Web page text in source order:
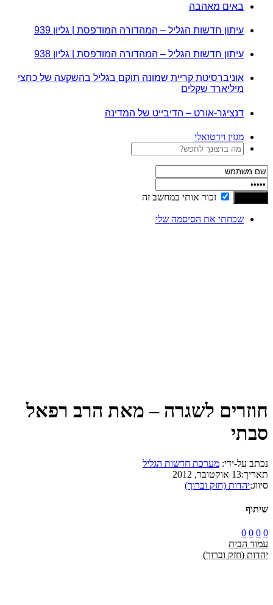
באים מאהבה
עיתון חדשות הגליל – המהדורה המודפסת | גליון 939
עיתון חדשות הגליל – המהדורה המודפסת | גליון 938
אוניברסיטת קריית שמונה תוקם בגליל בהשקעה של כחצי
מיליארד שקלים
דנציגר-אורט – הדיבייט של המדינה
מגזין וירטואלי
זכור אותי במחשב זה
שכחתי את הסיסמה שלי
חוזרים לשגרה – מאת הרב רפאל
סבתי
נכתב על-ידי: מערכת חדשות הגליל
תאריך:13 אוקטובר, 2012
סיווג:יהדות (חזק וברוך)
שיתוף
0
0
0
0
עמוד הבית
יהדות (חזק וברוך)